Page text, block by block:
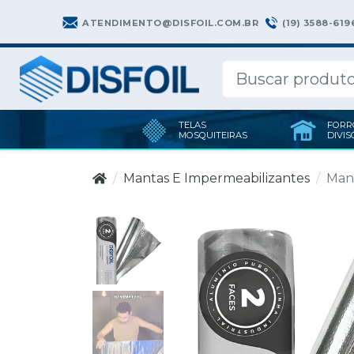
ATENDIMENTO@DISFOIL.COM.BR (19) 3588-
TELAS
MOSQUITEIRAS
Mantas E Impermeabilizantes